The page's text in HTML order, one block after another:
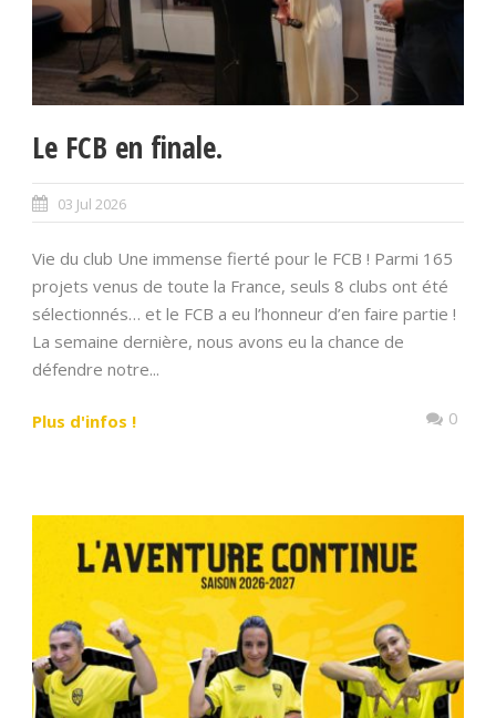
Le FCB en finale.
03 Jul 2026
Vie du club Une immense fierté pour le FCB ! Parmi 165
projets venus de toute la France, seuls 8 clubs ont été
sélectionnés… et le FCB a eu l’honneur d’en faire partie !
La semaine dernière, nous avons eu la chance de
défendre notre...
Plus d'infos ! 0